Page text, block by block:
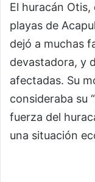
El huracán
playas de
dejó a muchas
devastadora, y
afectadas. Su
consideraba su
fuerza del
una situación